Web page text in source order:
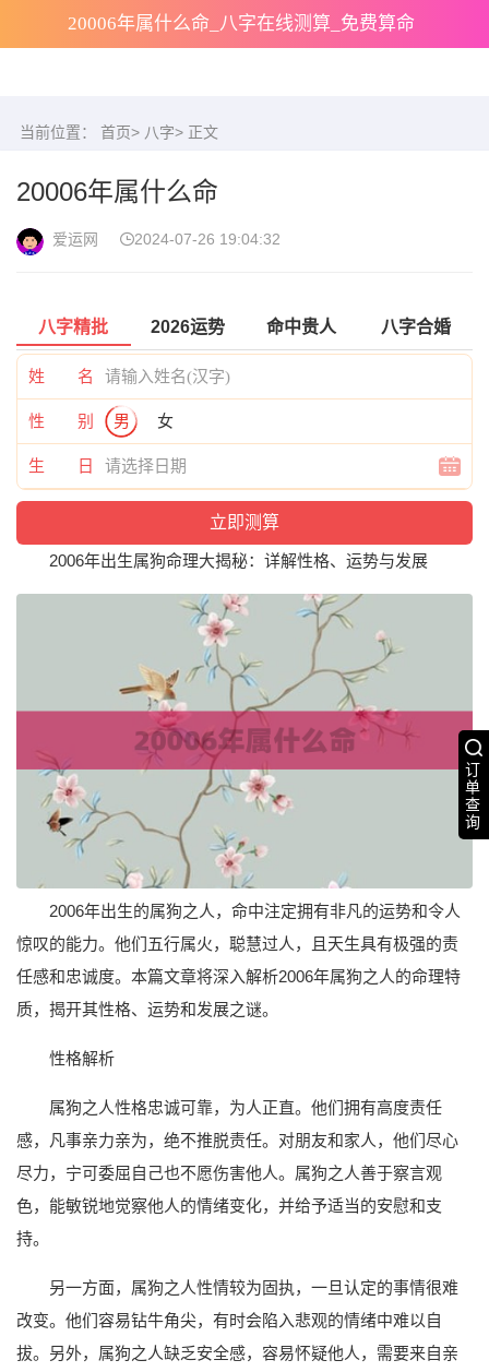
20006年属什么命_八字在线测算_免费算命
订
单
查
询
当前位置： 首页> 八字> 正文
20006年属什么命
爱运网 2024-07-26 19:04:32
八字精批 2026运势 命中贵人 八字合婚
姓 名
性 别 男 女
生 日
2006年出生属狗命理大揭秘：详解性格、运势与发展
2006年出生的属狗之人，命中注定拥有非凡的运势和令人
惊叹的能力。他们五行属火，聪慧过人，且天生具有极强的责
任感和忠诚度。本篇文章将深入解析2006年属狗之人的命理特
质，揭开其性格、运势和发展之谜。
性格解析
属狗之人性格忠诚可靠，为人正直。他们拥有高度责任
感，凡事亲力亲为，绝不推脱责任。对朋友和家人，他们尽心
尽力，宁可委屈自己也不愿伤害他人。属狗之人善于察言观
色，能敏锐地觉察他人的情绪变化，并给予适当的安慰和支
持。
另一方面，属狗之人性情较为固执，一旦认定的事情很难
改变。他们容易钻牛角尖，有时会陷入悲观的情绪中难以自
拔。另外，属狗之人缺乏安全感，容易怀疑他人，需要来自亲